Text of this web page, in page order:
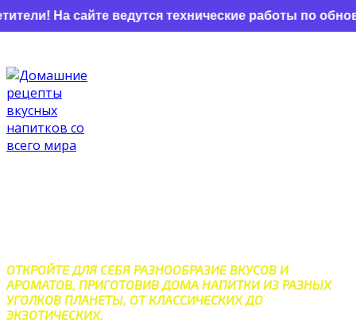
Перейти
к
контенту
ОТКРОЙТЕ ДЛЯ СЕБЯ РАЗНООБРАЗИЕ ВКУСОВ И
АРОМАТОВ, ПРИГОТОВИВ ДОМА НАПИТКИ ИЗ РАЗНЫХ
УГОЛКОВ ПЛАНЕТЫ, ОТ КЛАССИЧЕСКИХ ДО
ЭКЗОТИЧЕСКИХ.
На сайте ведутся технические работы по